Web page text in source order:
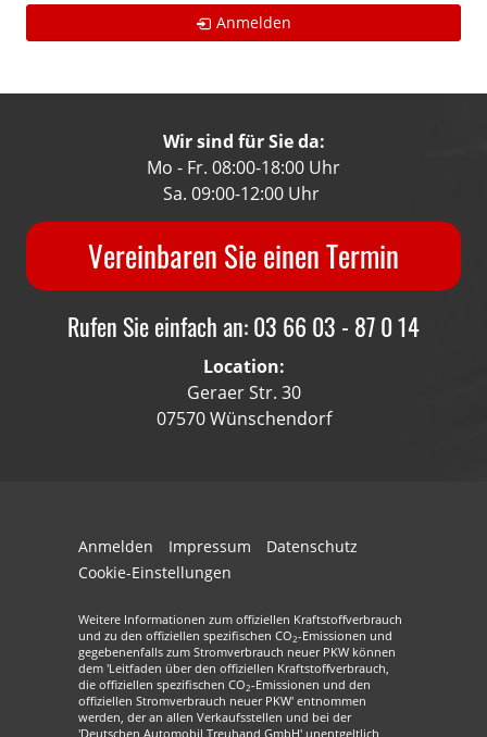
Anmelden
Wir sind für Sie da:
Mo - Fr. 08:00-18:00 Uhr
Sa. 09:00-12:00 Uhr
Vereinbaren Sie einen Termin
Rufen Sie einfach an: 03 66 03 - 87 0 14
Location:
Geraer Str. 30
07570 Wünschendorf
Anmelden Impressum
Datenschutz
Cookie-Einstellungen
Weitere Informationen zum offiziellen Kraftstoffverbrauch
und zu den offiziellen spezifischen CO2-Emissionen und
gegebenenfalls zum Stromverbrauch neuer PKW können
dem 'Leitfaden über den offiziellen Kraftstoffverbrauch,
die offiziellen spezifischen CO2-Emissionen und den
offiziellen Stromverbrauch neuer PKW' entnommen
werden, der an allen Verkaufsstellen und bei der
'Deutschen Automobil Treuhand GmbH' unentgeltlich